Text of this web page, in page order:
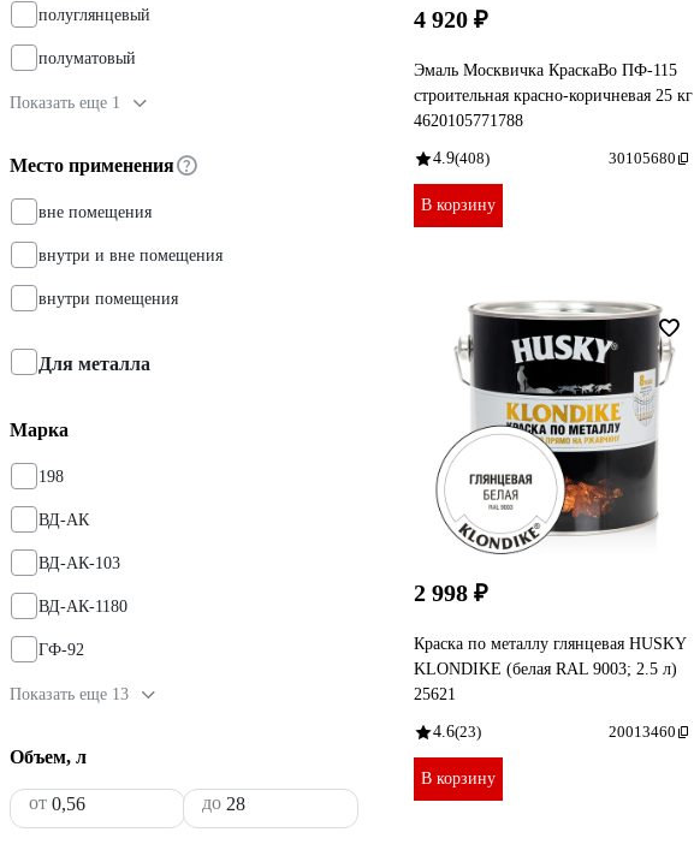
полуглянцевый
полуматовый
Показать еще 1
Место применения
вне помещения
внутри и вне помещения
внутри помещения
Для металла
Марка
198
ВД-АК
ВД-АК-103
ВД-АК-1180
ГФ-92
Показать еще 13
Объем, л
от до
4 920 ₽
Эмаль Москвичка КраскаВо ПФ-115
строительная красно-коричневая 25 кг
4620105771788
4.9(408) 30105680
В корзину
2 998 ₽
Краска по металлу глянцевая HUSKY
KLONDIKE (белая RAL 9003; 2.5 л)
25621
4.6(23) 20013460
В корзину